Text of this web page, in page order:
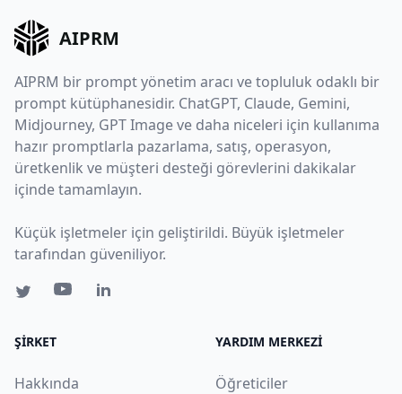
AIPRM
AIPRM bir prompt yönetim aracı ve topluluk odaklı bir
prompt kütüphanesidir. ChatGPT, Claude, Gemini,
Midjourney, GPT Image ve daha niceleri için kullanıma
hazır promptlarla pazarlama, satış, operasyon,
üretkenlik ve müşteri desteği görevlerini dakikalar
içinde tamamlayın.
Küçük işletmeler için geliştirildi. Büyük işletmeler
tarafından güveniliyor.
ŞIRKET
Hakkında
YARDIM MERKEZI
Öğreticiler